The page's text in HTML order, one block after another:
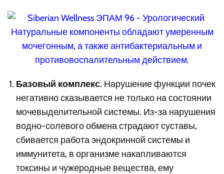
Базовый комплекс. Нарушение функции почек
негативно сказывается не только на состоянии
мочевыделительной системы. Из-за нарушения
водно-солевого обмена страдают суставы,
сбивается работа эндокринной системы и
иммунитета, в организме накапливаются
токсины и чужеродные вещества, ему